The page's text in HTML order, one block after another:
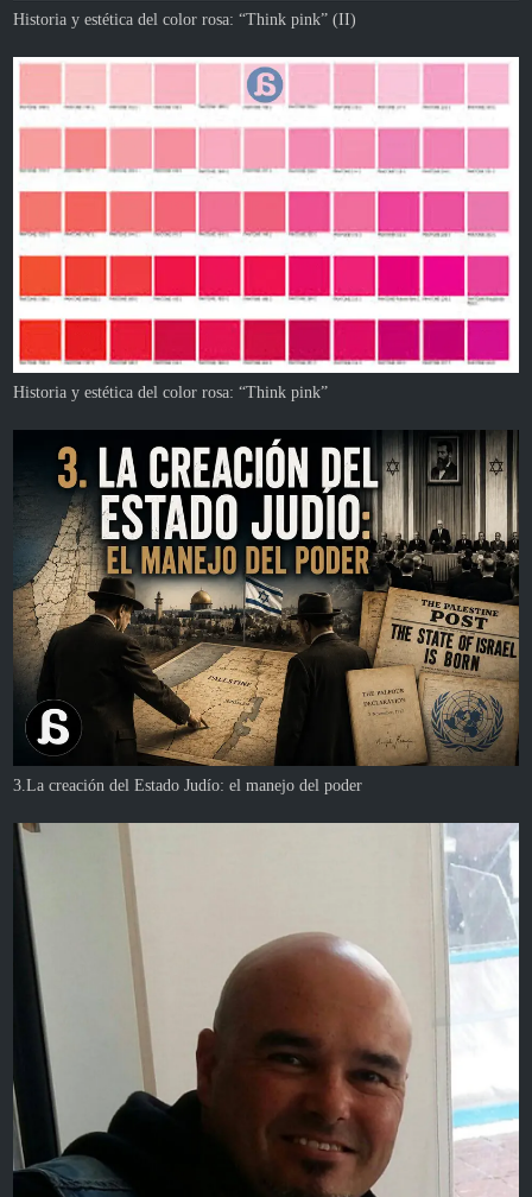
Historia y estética del color rosa: “Think pink” (II)
Historia y estética del color rosa: “Think pink”
3.La creación del Estado Judío: el manejo del poder